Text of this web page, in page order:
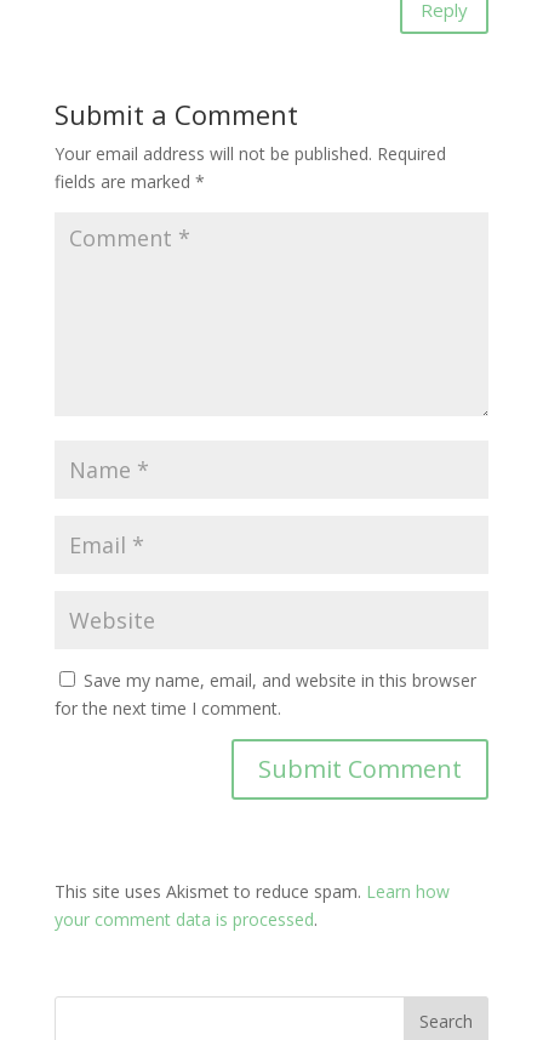
Reply
Submit a Comment
Your email address will not be published. Required
fields are marked *
Save my name, email, and website in this browser
for the next time I comment.
This site uses Akismet to reduce spam. Learn how
your comment data is processed.